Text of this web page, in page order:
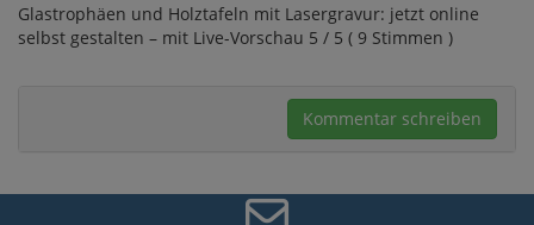
Glastrophäen und Holztafeln mit Lasergravur: jetzt online
selbst gestalten – mit Live-Vorschau 5 / 5 ( 9 Stimmen )
Kommentar schreiben